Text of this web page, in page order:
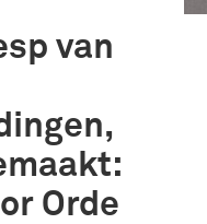
van
Orde